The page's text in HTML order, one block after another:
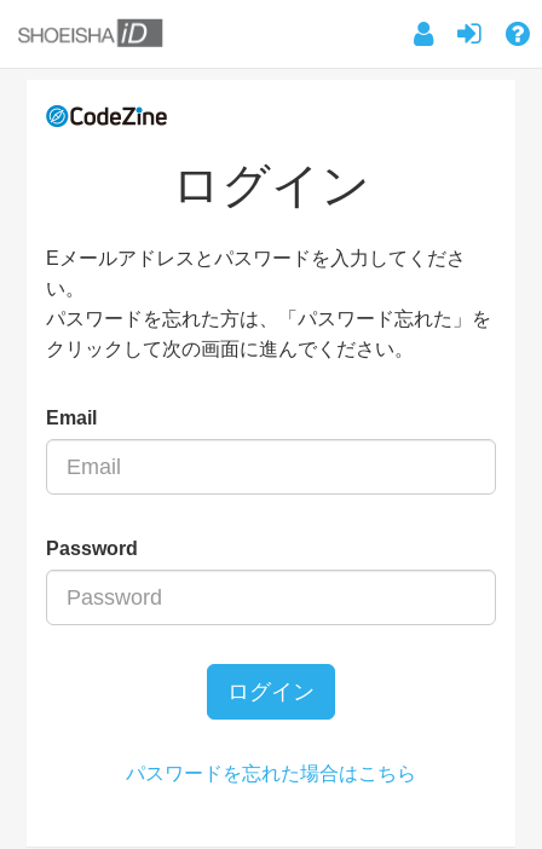
ログイン
Eメールアドレスとパスワードを入力してくださ
い。
パスワードを忘れた方は、「パスワード忘れた」を
クリックして次の画面に進んでください。
Email
Password
ログイン
パスワードを忘れた場合はこちら